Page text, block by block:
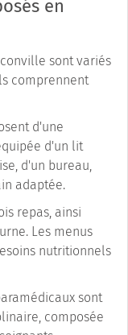
en
sont variés
comprennent
d'une
d'un lit
d'un bureau,
adaptée.
repas, ainsi
Les menus
nutritionnels
sont
composée